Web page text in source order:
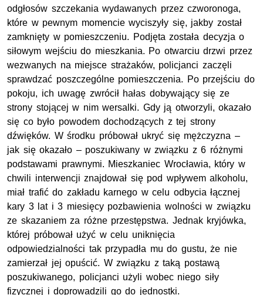
odgłosów szczekania wydawanych przez czworonoga,
które w pewnym momencie wyciszyły się, jakby został
zamknięty w pomieszczeniu. Podjęta została decyzja o
siłowym wejściu do mieszkania. Po otwarciu drzwi przez
wezwanych na miejsce strażaków, policjanci zaczęli
sprawdzać poszczególne pomieszczenia. Po przejściu do
pokoju, ich uwagę zwrócił hałas dobywający się ze
strony stojącej w nim wersalki. Gdy ją otworzyli, okazało
się co było powodem dochodzących z tej strony
dźwięków. W środku próbował ukryć się mężczyzna –
jak się okazało – poszukiwany w związku z 6 różnymi
podstawami prawnymi. Mieszkaniec Wrocławia, który w
chwili interwencji znajdował się pod wpływem alkoholu,
miał trafić do zakładu karnego w celu odbycia łącznej
kary 3 lat i 3 miesięcy pozbawienia wolności w związku
ze skazaniem za różne przestępstwa. Jednak kryjówka,
której próbował użyć w celu uniknięcia
odpowiedzialności tak przypadła mu do gustu, że nie
zamierzał jej opuścić. W związku z taką postawą
poszukiwanego, policjanci użyli wobec niego siły
fizycznej i doprowadzili go do jednostki.